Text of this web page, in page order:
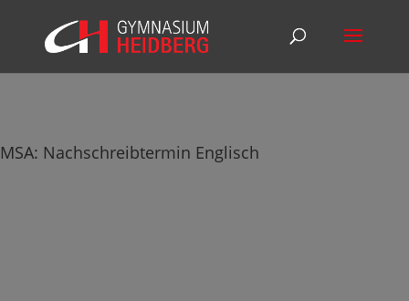
MSA: Nachschreibtermin Englisch